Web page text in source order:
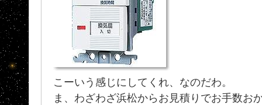
こーいう感じにしてくれ、なのだわ。
ま、わざわざ浜松からお見積りでお手数